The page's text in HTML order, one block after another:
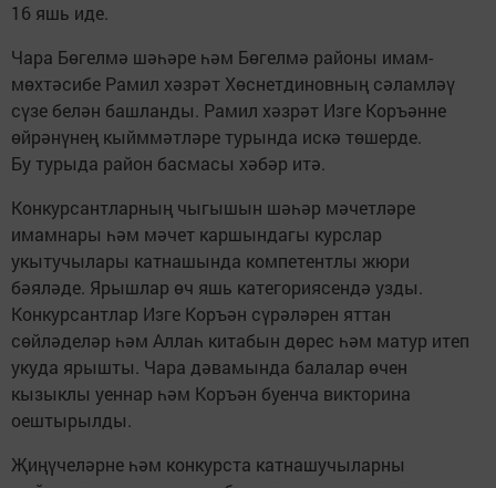
16 яшь иде.
Чара Бөгелмә шәһәре һәм Бөгелмә районы имам-
мөхтәсибе Рамил хәзрәт Хөснетдиновның сәламләү
сүзе белән башланды. Рамил хәзрәт Изге Коръәнне
өйрәнүнең кыйммәтләре турында искә төшерде.
Бу турыда район басмасы хәбәр итә.
Конкурсантларның чыгышын шәһәр мәчетләре
имамнары һәм мәчет каршындагы курслар
укытучылары катнашында компетентлы жюри
бәяләде. Ярышлар өч яшь категориясендә узды.
Конкурсантлар Изге Коръән сүрәләрен яттан
сөйләделәр һәм Аллаһ китабын дөрес һәм матур итеп
укуда ярышты. Чара дәвамында балалар өчен
кызыклы уеннар һәм Коръән буенча викторина
оештырылды.
Җиңүчеләрне һәм конкурста катнашучыларны